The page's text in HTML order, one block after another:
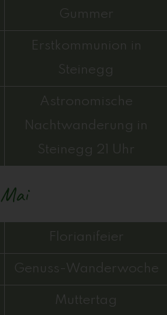
Gummer
Erstkommunion in
Steinegg
Astronomische
Nachtwanderung in
Steinegg 21 Uhr
Mai
Florianifeier
Genuss-Wanderwoche
Muttertag